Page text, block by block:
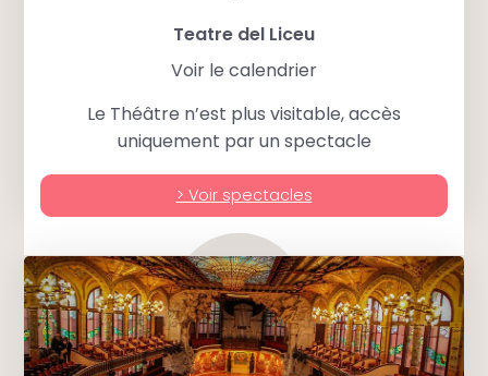
Teatre del Liceu
Voir le calendrier
Le Théâtre n’est plus visitable, accès
uniquement par un spectacle
> Voir spectacles